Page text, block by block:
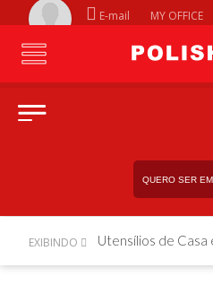
E-mail MY OFFICE
QUERO SER
EXIBINDO Utensílios de Casa